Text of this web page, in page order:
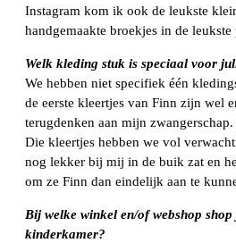
Instagram kom ik ook de leukste
handgemaakte broekjes in de leukste
Welk kleding stuk is speciaal voor
We hebben niet specifiek één
de eerste kleertjes van Finn zijn wel
terugdenken aan mijn
Die kleertjes hebben we vol
nog lekker bij mij in de buik zat en
om ze Finn dan eindelijk aan te
Bij welke winkel en/of webshop
kinderkamer?